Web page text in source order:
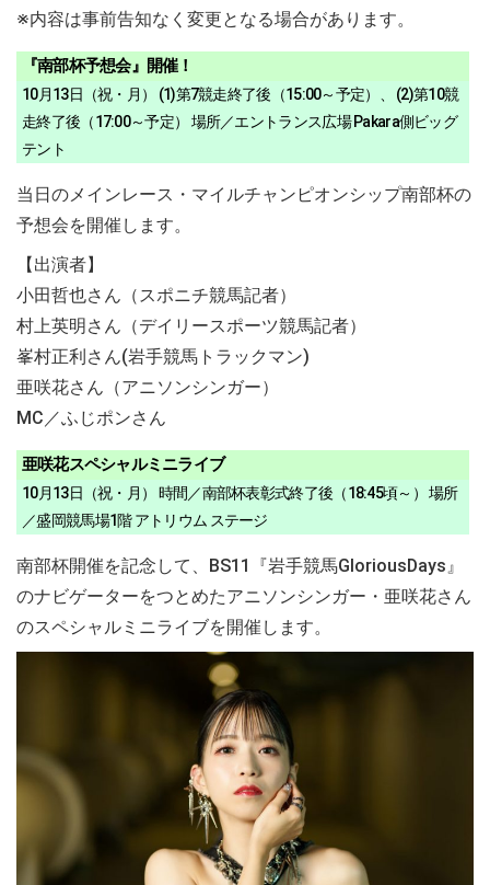
※内容は事前告知なく変更となる場合があります。
『南部杯予想会』開催！
10月13日（祝・月） (1)第7競走終了後（15:00～予定）、 (2)第10競
走終了後（17:00～予定） 場所／エントランス広場 Pakara側ビッグ
テント
当日のメインレース・マイルチャンピオンシップ南部杯の
予想会を開催します。
【出演者】
小田哲也さん（スポニチ競馬記者）
村上英明さん（デイリースポーツ競馬記者）
峯村正利さん(岩手競馬トラックマン)
亜咲花さん（アニソンシンガー）
MC／ふじポンさん
亜咲花スペシャルミニライブ
10月13日（祝・月） 時間／南部杯表彰式終了後（18:45頃～） 場所
／盛岡競馬場1階 アトリウム ステージ
南部杯開催を記念して、BS11『岩手競馬GloriousDays』
のナビゲーターをつとめたアニソンシンガー・亜咲花さん
のスペシャルミニライブを開催します。